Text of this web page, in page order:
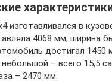
изготавливался в
4068 мм, ширина
достигал 1450
– всего 15,5
– 2470 мм.